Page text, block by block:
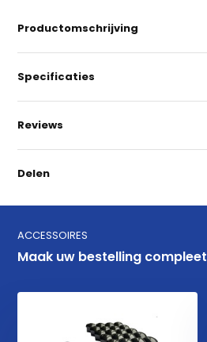
Productomschrijving
Specificaties
Reviews
Delen
ACCESSOIRES
Maak uw bestelling compleet